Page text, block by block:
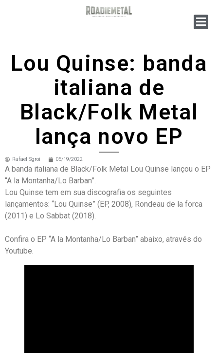
Lou Quinse: banda
italiana de
Black/Folk Metal
lança novo EP
Rafael Sgroi 05/19/2022
A banda italiana de Black/Folk Metal Lou Quinse lançou o EP
“A la Montanha/Lo Barban”.
Lou Quinse tem em sua discografia os seguintes
lançamentos: “Lou Quinse” (EP, 2008), Rondeau de la forca
(2011) e Lo Sabbat (2018).
Confira o EP “A la Montanha/Lo Barban” abaixo, através do
Youtube.